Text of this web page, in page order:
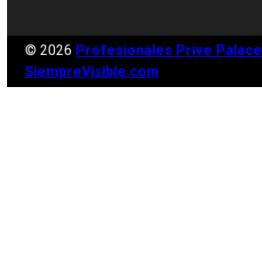
© 2026 Profesionales Prive Palace
SiempreVisible.com